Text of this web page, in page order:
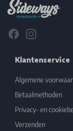
FacebookInstagram
Klantenservice
Algemene
Betaalmethoden
Privacy- en
Verzenden